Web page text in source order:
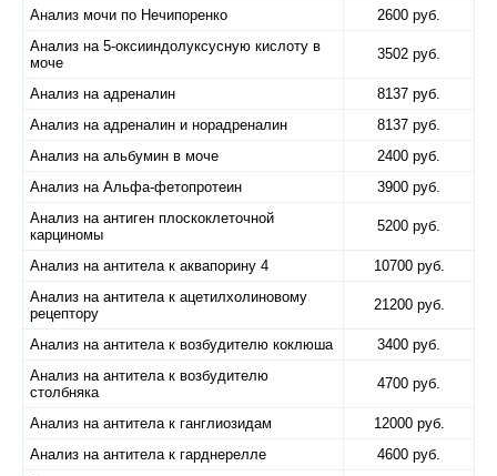
Анализ мочи по Нечипоренко
2600 руб.
Анализ на 5-оксииндолуксусную кислоту в
моче
3502 руб.
Анализ на адреналин
8137 руб.
Анализ на адреналин и норадреналин
8137 руб.
Анализ на альбумин в моче
2400 руб.
Анализ на Альфа-фетопротеин
3900 руб.
Анализ на антиген плоскоклеточной
карциномы
5200 руб.
Анализ на антитела к аквапорину 4
10700 руб.
Анализ на антитела к ацетилхолиновому
рецептору
21200 руб.
Анализ на антитела к возбудителю коклюша
3400 руб.
Анализ на антитела к возбудителю
столбняка
4700 руб.
Анализ на антитела к ганглиозидам
12000 руб.
Анализ на антитела к гарднерелле
4600 руб.